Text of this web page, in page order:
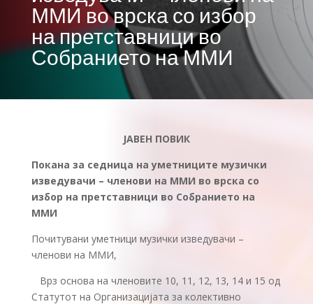
ММИ во врска со избор
на претставници во
Собранието на ММИ
ЈАВЕН ПОВИК
Покана за седница на уметниците музички
изведувачи – членови на ММИ во врска со
избор на претставници во Собранието на
ММИ
Почитувани уметници музички изведувачи –
членови на ММИ,
Врз основа на членовите 10, 11, 12, 13, 14 и 15 од
Статутот на Организацијата за колективно